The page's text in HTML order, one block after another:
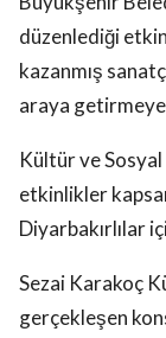
düzenlediği
kazanmış
araya
Kültür ve Sosyal
etkinlikler
Diyarbakırlılar
Sezai Karakoç
gerçekleşen